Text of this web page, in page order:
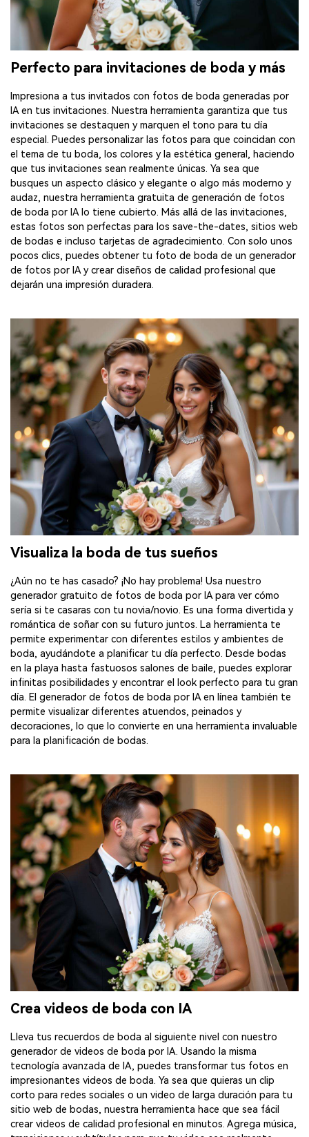
Perfecto para invitaciones de boda y más
Impresiona a tus invitados con fotos de boda generadas por
IA en tus invitaciones. Nuestra herramienta garantiza que tus
invitaciones se destaquen y marquen el tono para tu día
especial. Puedes personalizar las fotos para que coincidan con
el tema de tu boda, los colores y la estética general, haciendo
que tus invitaciones sean realmente únicas. Ya sea que
busques un aspecto clásico y elegante o algo más moderno y
audaz, nuestra herramienta gratuita de generación de fotos
de boda por IA lo tiene cubierto. Más allá de las invitaciones,
estas fotos son perfectas para los save-the-dates, sitios web
de bodas e incluso tarjetas de agradecimiento. Con solo unos
pocos clics, puedes obtener tu foto de boda de un generador
de fotos por IA y crear diseños de calidad profesional que
dejarán una impresión duradera.
Visualiza la boda de tus sueños
¿Aún no te has casado? ¡No hay problema! Usa nuestro
generador gratuito de fotos de boda por IA para ver cómo
sería si te casaras con tu novia/novio. Es una forma divertida y
romántica de soñar con su futuro juntos. La herramienta te
permite experimentar con diferentes estilos y ambientes de
boda, ayudándote a planificar tu día perfecto. Desde bodas
en la playa hasta fastuosos salones de baile, puedes explorar
infinitas posibilidades y encontrar el look perfecto para tu gran
día. El generador de fotos de boda por IA en línea también te
permite visualizar diferentes atuendos, peinados y
decoraciones, lo que lo convierte en una herramienta invaluable
para la planificación de bodas.
Crea videos de boda con IA
Lleva tus recuerdos de boda al siguiente nivel con nuestro
generador de videos de boda por IA. Usando la misma
tecnología avanzada de IA, puedes transformar tus fotos en
impresionantes videos de boda. Ya sea que quieras un clip
corto para redes sociales o un video de larga duración para tu
sitio web de bodas, nuestra herramienta hace que sea fácil
crear videos de calidad profesional en minutos. Agrega música,